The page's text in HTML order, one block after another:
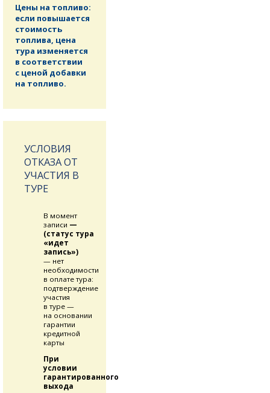
Цены на топливо:
если повышается
стоимость
топлива, цена
тура изменяется
в соответствии
с ценой добавки
на топливо.
УСЛОВИЯ
ОТКАЗА ОТ
УЧАСТИЯ В
ТУРЕ
В момент
записи —
(статус тура
«идет
запись»)
— нет
необходимости
в оплате тура:
подтверждение
участия
в туре —
на основании
гарантии
кредитной
карты
При
условии
гарантированного
выхода